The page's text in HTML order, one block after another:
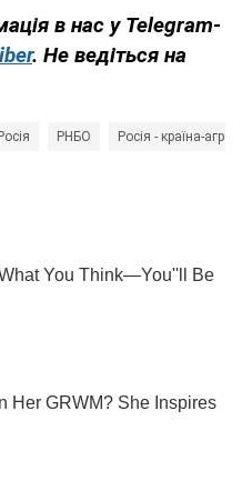
в нас у Telegram-
. Не ведіться на
РНБО Росія - країна-